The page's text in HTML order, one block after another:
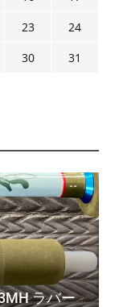
23
24
30
31
ラバー